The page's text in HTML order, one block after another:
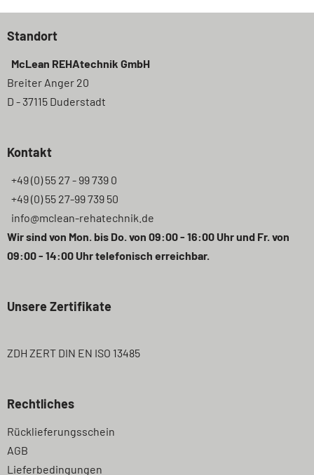
Standort
McLean REHAtechnik GmbH
Breiter Anger 20
D - 37115 Duderstadt
Kontakt
+49 (0) 55 27 - 99 739 0
+49 (0) 55 27-99 739 50
info@mclean-rehatechnik.de
Wir sind von Mon. bis Do. von 09:00 - 16:00 Uhr und Fr. von
09:00 - 14:00 Uhr telefonisch erreichbar.
Unsere Zertifikate
ZDH ZERT DIN EN ISO 13485
Rechtliches
Navigation
überspringen
Rücklieferungsschein
AGB
Lieferbedingungen